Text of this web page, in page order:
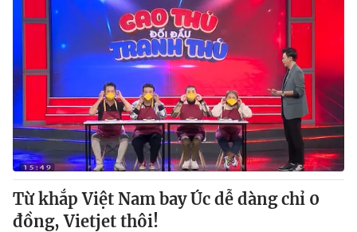
Từ khắp Việt Nam bay Úc dễ dàng chỉ 0
đồng, Vietjet thôi!